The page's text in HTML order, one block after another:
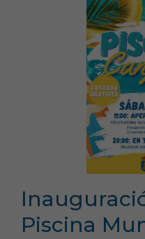
Piscina